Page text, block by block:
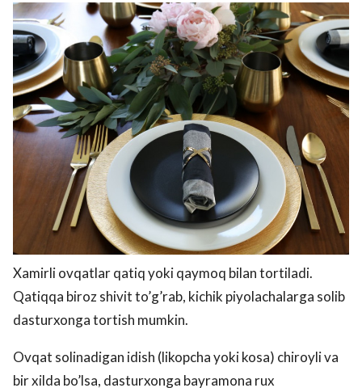
Xamirli ovqatlar qatiq yoki qaymoq bilan tortiladi.
Qatiqqa biroz shivit to’g’rab, kichik piyolachalarga solib
dasturxonga tortish mumkin.
Ovqat solinadigan idish (likopcha yoki kosa) chiroyli va
bir xilda bo’lsa, dasturxonga bayramona rux